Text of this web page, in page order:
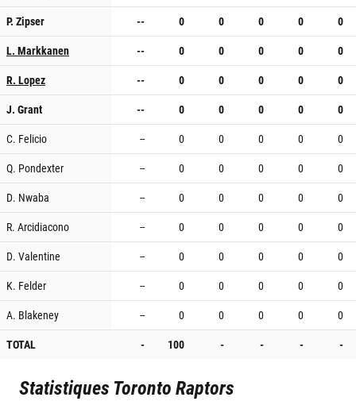
P. Zipser
-- 0 0 0 0
0
L. Markkanen
-- 0 0 0 0
0
R. Lopez
-- 0 0 0 0
0
J. Grant
-- 0 0 0 0
0
C. Felicio
-- 0 0 0 0
0
Q. Pondexter
-- 0 0 0 0
0
D. Nwaba
-- 0 0 0 0
0
R. Arcidiacono
-- 0 0 0 0
0
D. Valentine
-- 0 0 0 0
0
K. Felder
-- 0 0 0 0
0
A. Blakeney
-- 0 0 0 0
0
TOTAL
- 100 - - - -
Statistiques Toronto Raptors